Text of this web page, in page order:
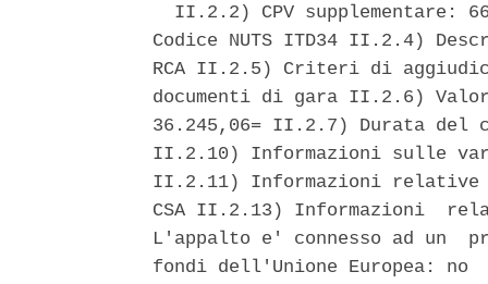
II.2.2) CPV supplementare:
Codice NUTS ITD34 II.2.4)
RCA II.2.5) Criteri di
documenti di gara II.2.6)
36.245,06= II.2.7) Durata del
II.2.10) Informazioni sulle
II.2.11) Informazioni
CSA II.2.13) Informazioni
L'appalto e' connesso ad un
fondi dell'Unione Europea: no